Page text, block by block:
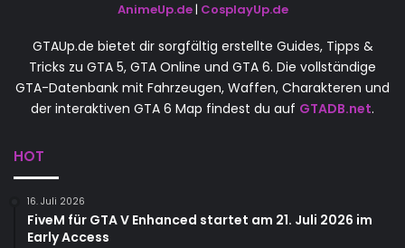
AnimeUp.de| CosplayUp.de
GTAUp.de bietet dir sorgfältig erstellte Guides, Tipps &
Tricks zu GTA 5, GTA Online und GTA 6. Die vollständige
GTA-Datenbank mit Fahrzeugen, Waffen, Charakteren und
der interaktiven GTA 6 Map findest du auf GTADB.net.
HOT
16. Juli 2026
FiveM für GTA V Enhanced startet am 21. Juli 2026 im
Early Access